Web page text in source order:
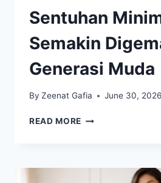
Sentuhan
Semakin
Generasi Muda
By Zeenat Gafia June 30, 2026
READ MORE FASHION
MINIMALIS